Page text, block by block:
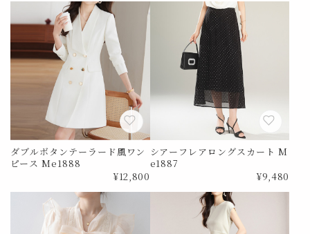
ダブルボタンテーラード風ワン
ピース Me1888
¥12,800
シアーフレアロングスカート M
e1887
¥9,480